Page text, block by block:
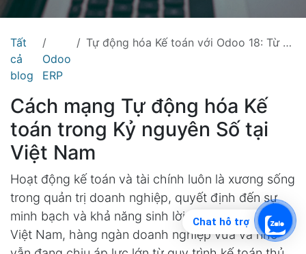
Tất
cả
blog
Odoo
ERP
Tự động hóa Kế toán với Odoo 18: Từ Hóa đơn đến Báo cáo Tài chính — Giảm 80% Thời gian
Cách mạng Tự động hóa Kế
toán trong Kỷ nguyên Số tại
Việt Nam
Hoạt động kế toán và tài chính luôn là xương sống
trong quản trị doanh nghiệp, quyết định đến sự
minh bạch và khả năng sinh lời của tổ chức. Tại
Việt Nam, hàng ngàn doanh nghiệp vừa và nhỏ
Chat hỗ trợ